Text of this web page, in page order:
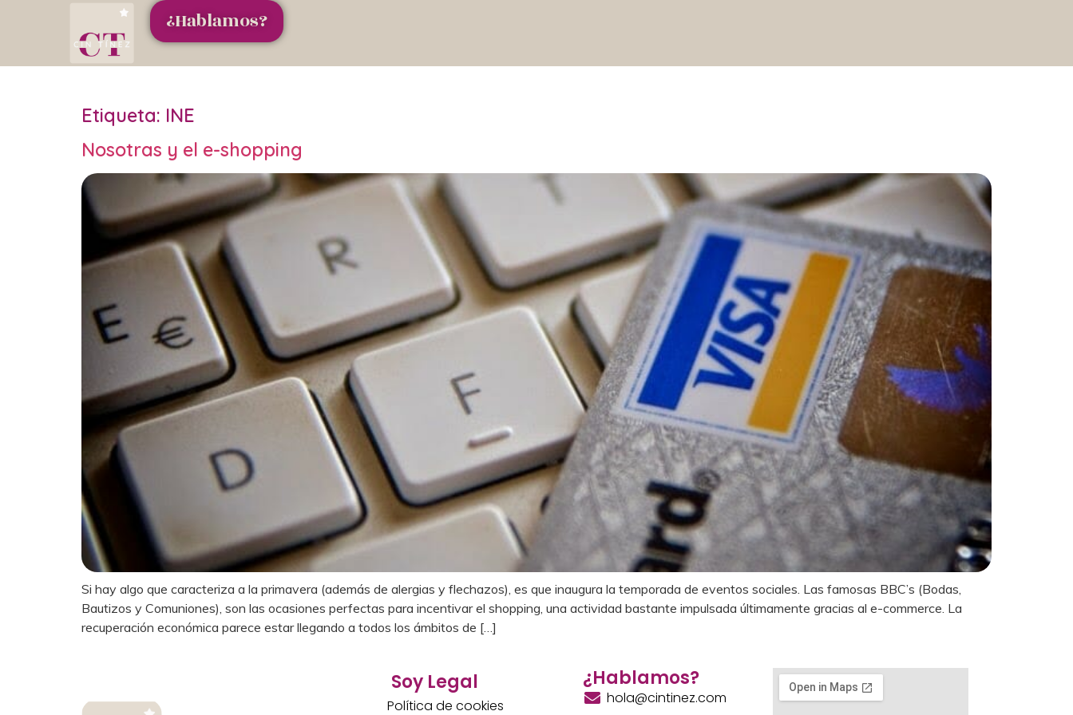
¿Hablamos?
Etiqueta: INE
Nosotras y el e-shopping
Si hay algo que caracteriza a la primavera (además de alergias y flechazos), es que inaugura la temporada de eventos sociales. Las famosas BBC’s (Bodas,
Bautizos y Comuniones), son las ocasiones perfectas para incentivar el shopping, una actividad bastante impulsada últimamente gracias al e-commerce. La
recuperación económica parece estar llegando a todos los ámbitos de […]
Soy Legal
Política de cookies
¿Hablamos?
hola@cintinez.com